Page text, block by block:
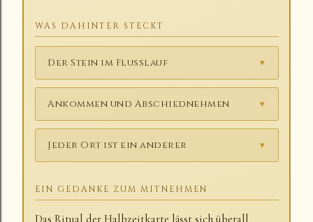
WAS DAHINTER STECKT
Der Stein im Flusslauf ▾
Ankommen und Abschiednehmen ▾
Jeder Ort ist ein anderer ▾
EIN GEDANKE ZUM MITNEHMEN
Das Ritual der Halbzeitkarte lässt sich überall